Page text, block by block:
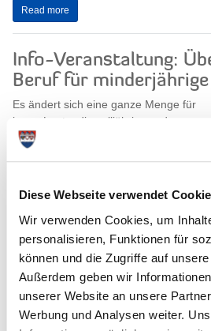
Diese Webseite verwendet
Wir verwenden Cookies, um
personalisieren, Funktionen für
können und die Zugriffe auf
Außerdem geben wir
unserer Website an unsere
Werbung und Analysen weiter.
Read more
Info-Veranstaltung:
Beruf für
Es ändert sich eine ganze Menge für
junge Leute, die volljährig werden –
das gilt ganz besonders auch für
Read more
Beteiligung der
Ausweisung von